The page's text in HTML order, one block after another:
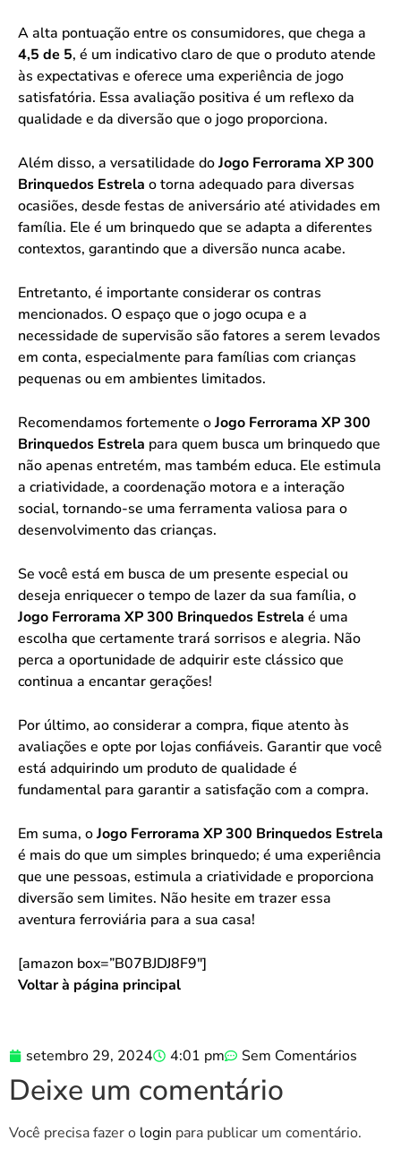
A alta pontuação entre os consumidores, que chega a
4,5 de 5, é um indicativo claro de que o produto atende
às expectativas e oferece uma experiência de jogo
satisfatória. Essa avaliação positiva é um reflexo da
qualidade e da diversão que o jogo proporciona.
Além disso, a versatilidade doJogo Ferrorama XP 300
Brinquedos Estrela o torna adequado para diversas
ocasiões, desde festas de aniversário até atividades em
família. Ele é um brinquedo que se adapta a diferentes
contextos, garantindo que a diversão nunca acabe.
Entretanto, é importante considerar os contras
mencionados. O espaço que o jogo ocupa e a
necessidade de supervisão são fatores a serem levados
em conta, especialmente para famílias com crianças
pequenas ou em ambientes limitados.
Recomendamos fortemente oJogo Ferrorama XP 300
Brinquedos Estrela para quem busca um brinquedo que
não apenas entretém, mas também educa. Ele estimula
a criatividade, a coordenação motora e a interação
social, tornando-se uma ferramenta valiosa para o
desenvolvimento das crianças.
Se você está em busca de um presente especial ou
deseja enriquecer o tempo de lazer da sua família, o
Jogo Ferrorama XP 300 Brinquedos Estrela é uma
escolha que certamente trará sorrisos e alegria. Não
perca a oportunidade de adquirir este clássico que
continua a encantar gerações!
Por último, ao considerar a compra, fique atento às
avaliações e opte por lojas confiáveis. Garantir que você
está adquirindo um produto de qualidade é
fundamental para garantir a satisfação com a compra.
Em suma, oJogo Ferrorama XP 300 Brinquedos Estrela
é mais do que um simples brinquedo; é uma experiência
que une pessoas, estimula a criatividade e proporciona
diversão sem limites. Não hesite em trazer essa
aventura ferroviária para a sua casa!
[amazon box=”B07BJDJ8F9″]
Voltar à página principal
setembro 29, 2024 4:01 pm Sem Comentários
Deixe um comentário
Você precisa fazer o login para publicar um comentário.